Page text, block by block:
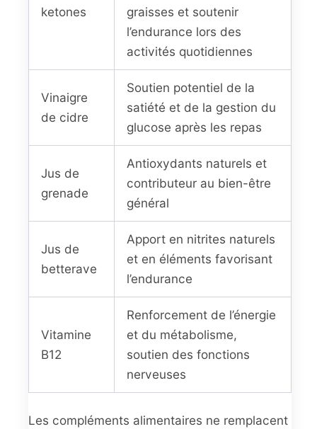
ketones
graisses et soutenir
l’endurance lors des
activités quotidiennes
Vinaigre
de cidre
Soutien potentiel de la
satiété et de la gestion du
glucose après les repas
Jus de
grenade
Antioxydants naturels et
contributeur au bien-être
général
Jus de
betterave
Apport en nitrites naturels
et en éléments favorisant
l’endurance
Vitamine
B12
Renforcement de l’énergie
et du métabolisme,
soutien des fonctions
nerveuses
Les compléments alimentaires ne remplacent